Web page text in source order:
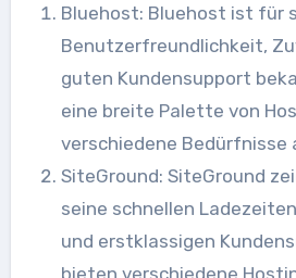
Bluehost: Bluehost ist für
Benutzerfreundlichkeit,
guten Kundensupport
eine breite Palette von
verschiedene Bedürfnisse
SiteGround: SiteGround
seine schnellen
und erstklassigen
bieten verschiedene